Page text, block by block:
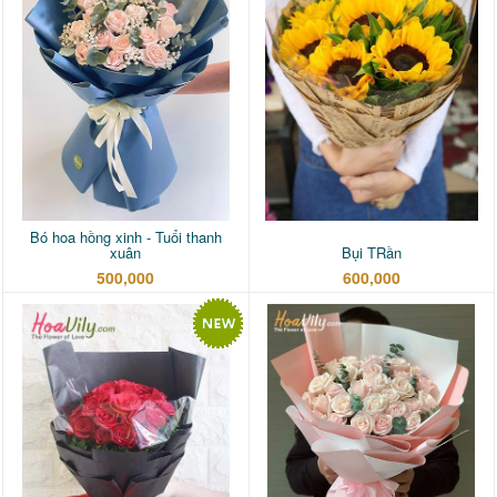
Bó hoa hồng xinh - Tuổi thanh
xuân
500,000
Bụi TRần
600,000